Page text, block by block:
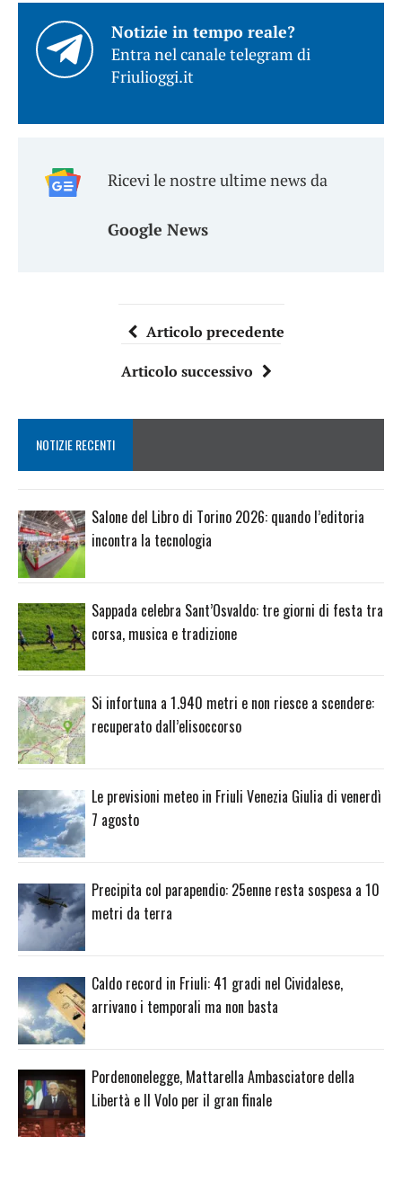
Notizie in tempo reale?
Entra nel canale telegram di
Friulioggi.it
Ricevi le nostre ultime news da
Google News
Articolo precedente
Articolo successivo
NOTIZIE RECENTI
Salone del Libro di Torino 2026: quando l’editoria
incontra la tecnologia
Sappada celebra Sant’Osvaldo: tre giorni di festa tra
corsa, musica e tradizione
Si infortuna a 1.940 metri e non riesce a scendere:
recuperato dall’elisoccorso
Le previsioni meteo in Friuli Venezia Giulia di venerdì
7 agosto
Precipita col parapendio: 25enne resta sospesa a 10
metri da terra
Caldo record in Friuli: 41 gradi nel Cividalese,
arrivano i temporali ma non basta
Pordenonelegge, Mattarella Ambasciatore della
Libertà e Il Volo per il gran finale